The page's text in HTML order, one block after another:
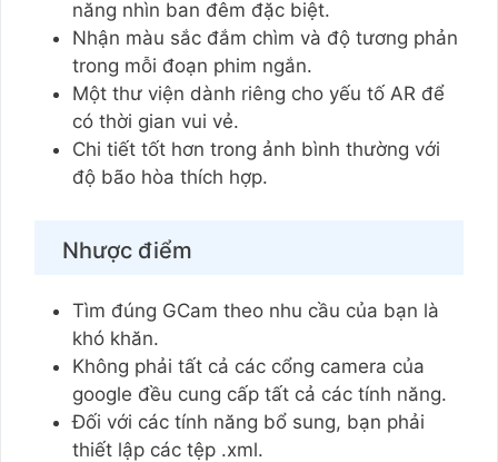
năng nhìn ban đêm đặc biệt.
Nhận màu sắc đắm chìm và độ tương phản
trong mỗi đoạn phim ngắn.
Một thư viện dành riêng cho yếu tố AR để
có thời gian vui vẻ.
Chi tiết tốt hơn trong ảnh bình thường với
độ bão hòa thích hợp.
Nhược điểm
Tìm đúng GCam theo nhu cầu của bạn là
khó khăn.
Không phải tất cả các cổng camera của
google đều cung cấp tất cả các tính năng.
Đối với các tính năng bổ sung, bạn phải
thiết lập các tệp .xml.